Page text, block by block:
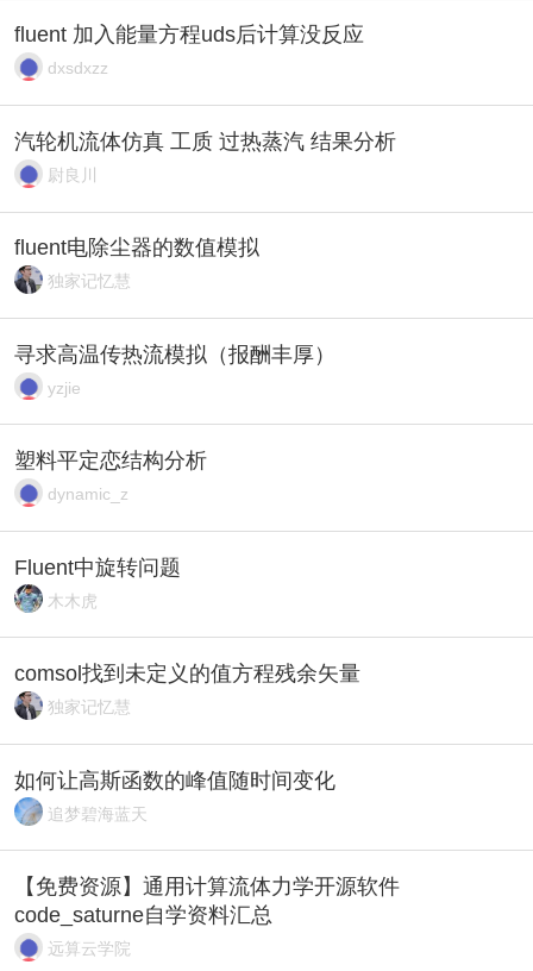
fluent 加入能量方程uds后计算没反应
dxsdxzz
汽轮机流体仿真 工质 过热蒸汽 结果分析
尉良川
fluent电除尘器的数值模拟
独家记忆慧
寻求高温传热流模拟（报酬丰厚）
yzjie
塑料平定恋结构分析
dynamic_z
Fluent中旋转问题
木木虎
comsol找到未定义的值方程残余矢量
独家记忆慧
如何让高斯函数的峰值随时间变化
追梦碧海蓝天
【免费资源】通用计算流体力学开源软件
code_saturne自学资料汇总
远算云学院